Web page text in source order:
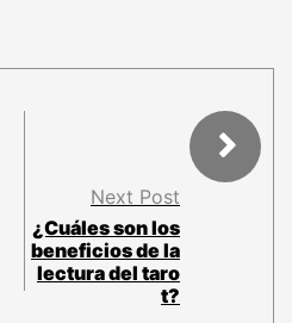
Next Post
¿Cuáles son los
beneficios de la
lectura del taro
t?